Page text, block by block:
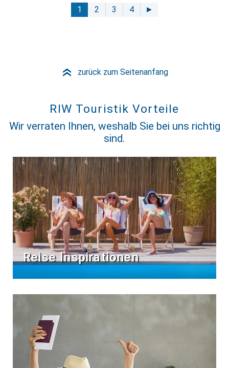
1 2 3 4 ►
» zurück zum Seitenanfang
RIW Touristik Vorteile
Wir verraten Ihnen, weshalb Sie bei uns richtig
sind.
Reise Inspirationen